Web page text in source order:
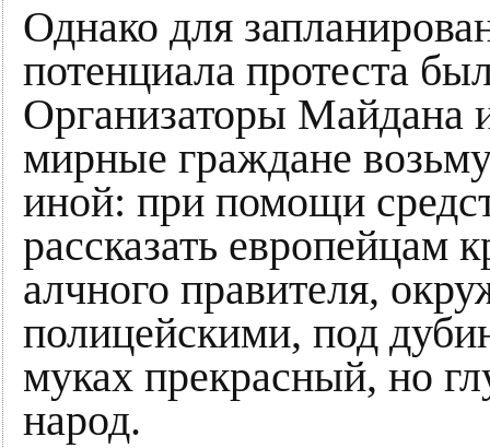
Однако для
потенциала протеста
Организаторы Майдана
мирные граждане
иной: при помощи
рассказать европейцам
алчного правителя,
полицейскими, под
муках прекрасный, но
народ.